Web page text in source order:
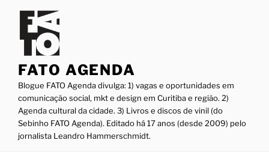
conteúdo
FATO AGENDA
Blogue FATO Agenda divulga: 1) vagas e oportunidades em
comunicação social, mkt e design em Curitiba e região. 2)
Agenda cultural da cidade. 3) Livros e discos de vinil (do
Sebinho FATO Agenda). Editado há 17 anos (desde 2009) pelo
jornalista Leandro Hammerschmidt.